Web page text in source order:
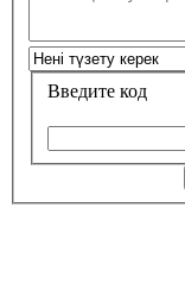
Введите код